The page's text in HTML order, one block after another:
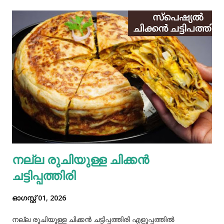
നല്ല രുചിയുള്ള ചിക്കൻ
ചട്ടിപ്പത്തിരി
ഓഗസ്റ്റ് 01, 2026
നല്ല രുചിയുള്ള ചിക്കൻ ചട്ടിപ്പത്തിരി എളുപ്പത്തിൽ